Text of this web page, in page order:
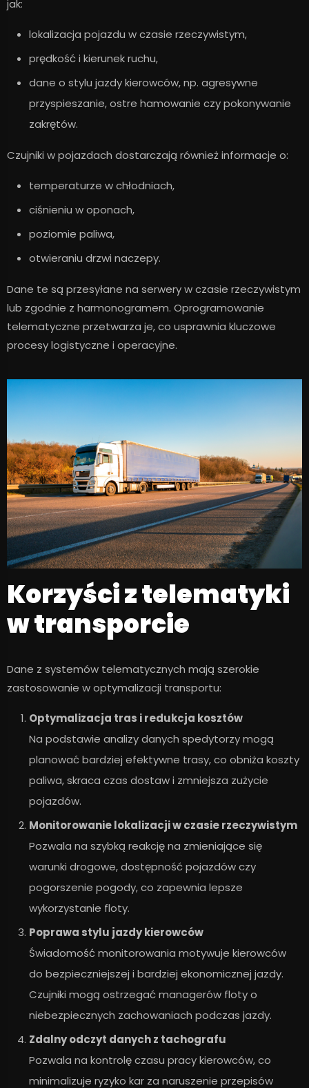
jak:
lokalizacja pojazdu w czasie rzeczywistym,
prędkość i kierunek ruchu,
dane o stylu jazdy kierowców, np. agresywne
przyspieszanie, ostre hamowanie czy pokonywanie
zakrętów.
Czujniki w pojazdach dostarczają również informacje o:
temperaturze w chłodniach,
ciśnieniu w oponach,
poziomie paliwa,
otwieraniu drzwi naczepy.
Dane te są przesyłane na serwery w czasie rzeczywistym
lub zgodnie z harmonogramem. Oprogramowanie
telematyczne przetwarza je, co usprawnia kluczowe
procesy logistyczne i operacyjne.
Korzyści z telematyki
w transporcie
Dane z systemów telematycznych mają szerokie
zastosowanie w optymalizacji transportu:
Optymalizacja tras i redukcja kosztów
Na podstawie analizy danych spedytorzy mogą
planować bardziej efektywne trasy, co obniża koszty
paliwa, skraca czas dostaw i zmniejsza zużycie
pojazdów.
Monitorowanie lokalizacji w czasie rzeczywistym
Pozwala na szybką reakcję na zmieniające się
warunki drogowe, dostępność pojazdów czy
pogorszenie pogody, co zapewnia lepsze
wykorzystanie floty.
Poprawa stylu jazdy kierowców
Świadomość monitorowania motywuje kierowców
do bezpieczniejszej i bardziej ekonomicznej jazdy.
Czujniki mogą ostrzegać managerów floty o
niebezpiecznych zachowaniach podczas jazdy.
Zdalny odczyt danych z tachografu
Pozwala na kontrolę czasu pracy kierowców, co
minimalizuje ryzyko kar za naruszenie przepisów